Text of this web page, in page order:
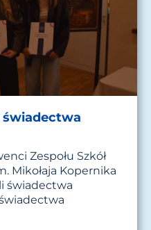
Zespołu Szkół
Mikołaja Kopernika
świadectwa